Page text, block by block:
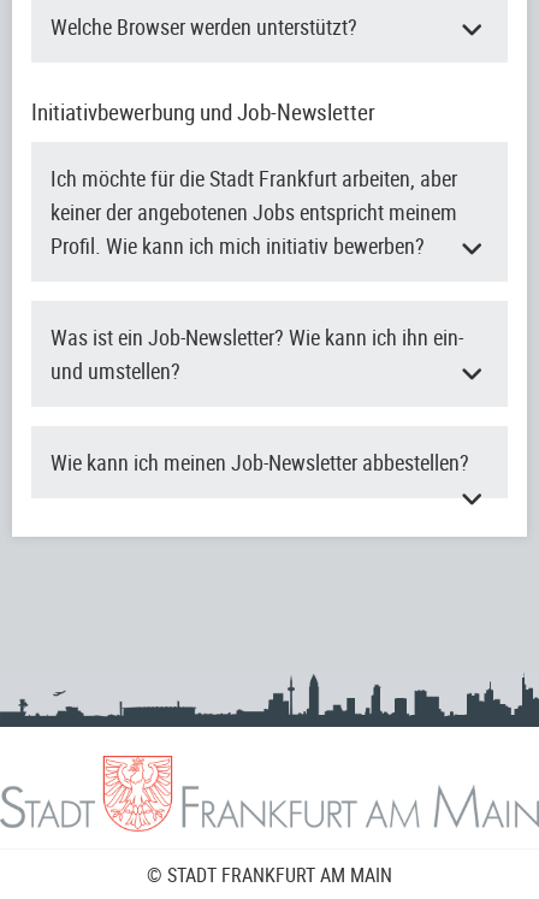
Welche Browser werden unterstützt?
Initiativbewerbung und Job-Newsletter
Ich möchte für die Stadt Frankfurt arbeiten, aber
keiner der angebotenen Jobs entspricht meinem
Profil. Wie kann ich mich initiativ bewerben?
Was ist ein Job-Newsletter? Wie kann ich ihn ein-
und umstellen?
Wie kann ich meinen Job-Newsletter abbestellen?
© STADT FRANKFURT AM MAIN